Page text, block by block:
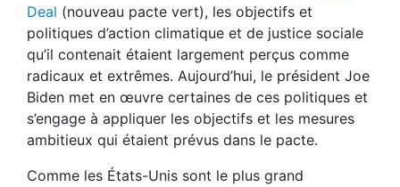
Deal (nouveau pacte vert), les objectifs et
politiques d’action climatique et de justice sociale
qu’il contenait étaient largement perçus comme
radicaux et extrêmes. Aujourd’hui, le président Joe
Biden met en œuvre certaines de ces politiques et
s’engage à appliquer les objectifs et les mesures
ambitieux qui étaient prévus dans le pacte.
Comme les États-Unis sont le plus grand